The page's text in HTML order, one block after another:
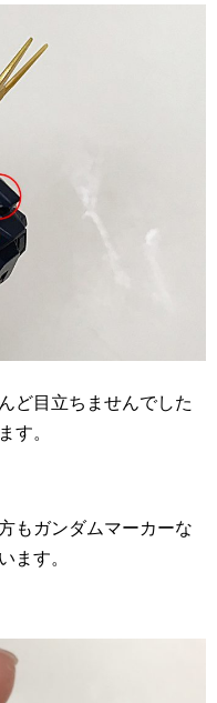
ど目立ちませんでした
す。
もガンダムマーカーな
ます。